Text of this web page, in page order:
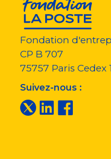
Fondation
CP B 707
75757 Paris Cedex
Suivez-nous :